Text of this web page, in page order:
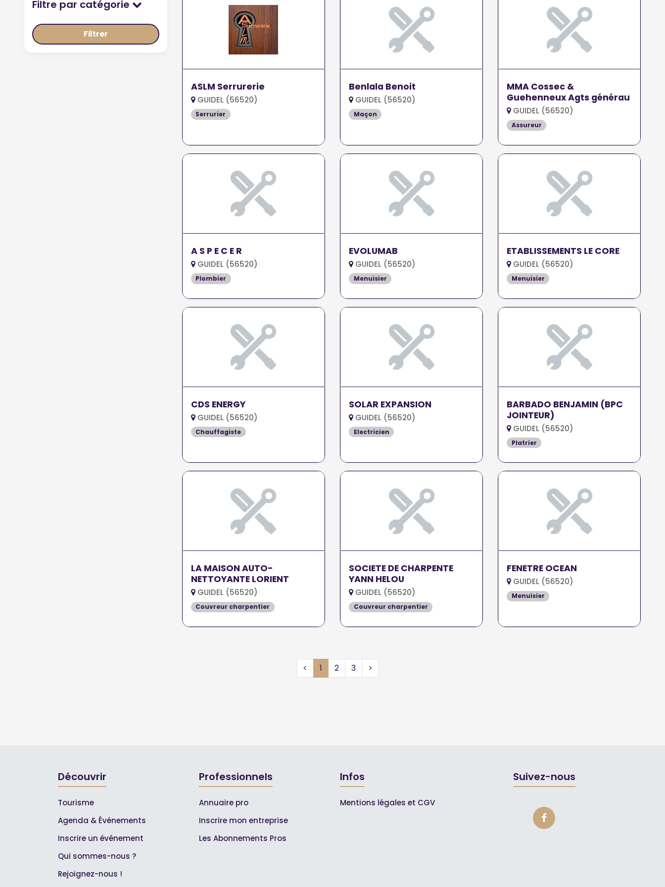
Filtre par catégorie
Filtrer
ASLM Serrurerie
GUIDEL (56520)
Serrurier
Benlala Benoit
GUIDEL (56520)
Maçon
MMA Cossec &
Guehenneux Agts générau
GUIDEL (56520)
Assureur
A S P E C E R
GUIDEL (56520)
Plombier
EVOLUMAB
GUIDEL (56520)
Menuisier
ETABLISSEMENTS LE CORE
GUIDEL (56520)
Menuisier
CDS ENERGY
GUIDEL (56520)
Chauffagiste
SOLAR EXPANSION
GUIDEL (56520)
Electricien
BARBADO BENJAMIN (BPC
JOINTEUR)
GUIDEL (56520)
Platrier
LA MAISON AUTO-
NETTOYANTE LORIENT
GUIDEL (56520)
Couvreur charpentier
SOCIETE DE CHARPENTE
YANN HELOU
GUIDEL (56520)
Couvreur charpentier
FENETRE OCEAN
GUIDEL (56520)
Menuisier
< 1 2 3 >
Découvrir
Tourisme
Agenda & Événements
Inscrire un événement
Qui sommes-nous ?
Rejoignez-nous !
Professionnels
Annuaire pro
Inscrire mon entreprise
Les Abonnements Pros
Infos
Mentions légales et CGV
Suivez-nous